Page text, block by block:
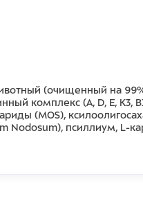
(очищенный на
комплекс (А, D, E, К3,
(MOS),
Nodosum), псиллиум, L-